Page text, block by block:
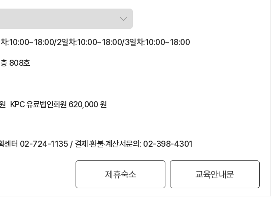
차:10:00~18:00/2일차:10:00~18:00/3일차:10:00~18:00
808호
KPC 유료법인회원 620,000 원
센터 02-724-1135 / 결제∙환불∙계산서문의: 02-398-4301
제휴숙소 교육안내문